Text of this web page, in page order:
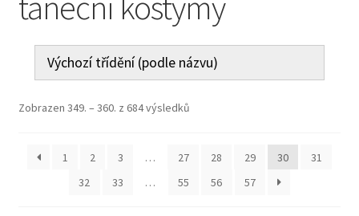
Jak nakupovat
Aktuality
Zobrazen 349. – 360. z 684 výsledků
1 2 3 … 27 28 29 30
31
32
33 … 55 56 57